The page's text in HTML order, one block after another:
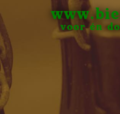
voor én